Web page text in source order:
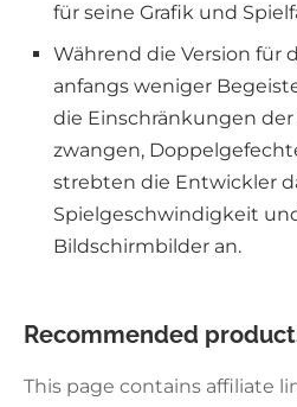
für seine Grafik und
Während die Version für
anfangs weniger
die Einschränkungen der
zwangen,
strebten die Entwickler
Spielgeschwindigkeit
Bildschirmbilder an.
Recommended
This page contains affiliate